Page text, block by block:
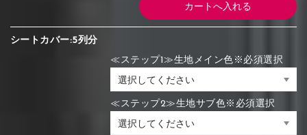
シートカバー:5列分
≪ステップ1≫生地メイン色※必須選択
≪ステップ2≫生地サブ色※必須選択